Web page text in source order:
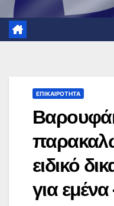
ΕΠΙΚΑΙΡΌΤΗΤΑ
ειδικό
για